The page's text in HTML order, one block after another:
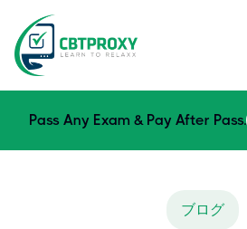
Pass Any Exam & Pay After Pass.
ブログ